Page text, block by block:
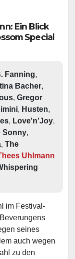
Ein Blick
Special
Fanning,
Bacher,
, Gregor
, Husten,
, Love'n'Joy,
Sonny,
, The
Uhlmann
im Festival-
seines
auch wegen
zu den